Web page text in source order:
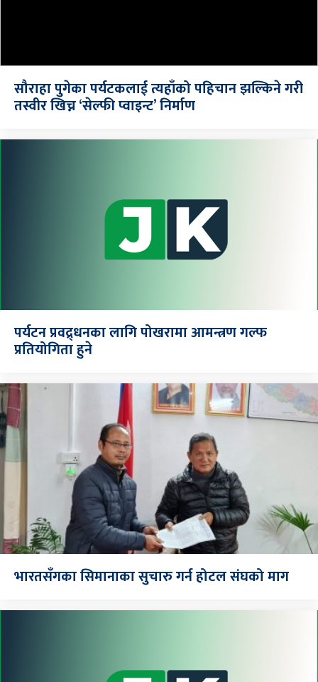
सौराहा पुगेका पर्यटकलाई त्यहाँको पहिचान झल्किने गरी
तस्वीर खिच्न ‘सेल्फी प्वाइन्ट’ निर्माण
पर्यटन प्रवद्र्धनका लागि पोखरामा आमन्त्रण गल्फ
प्रतियोगिता हुने
भारतसँगका सिमानाका सुचारु गर्न होटल संघको माग